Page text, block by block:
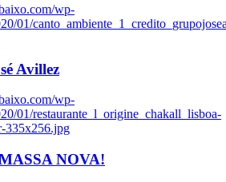
wp-
01/
Avillez
wp-
01/restaurante_l_origine_chakall_lisboa-
335x256.jpg
NOVA!